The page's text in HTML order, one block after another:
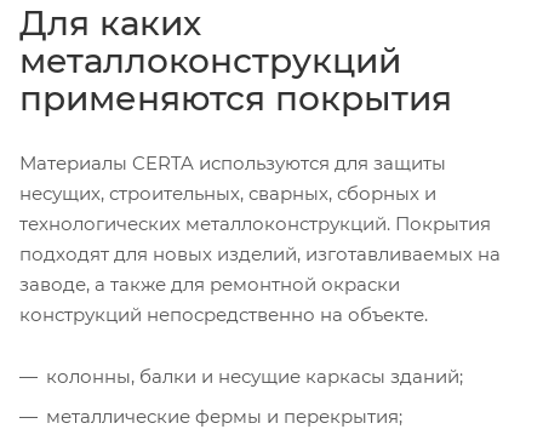
Для каких
металлоконструкций
применяются покрытия
Материалы CERTA используются для защиты
несущих, строительных, сварных, сборных и
технологических металлоконструкций. Покрытия
подходят для новых изделий, изготавливаемых на
заводе, а также для ремонтной окраски
конструкций непосредственно на объекте.
колонны, балки и несущие каркасы зданий;
металлические фермы и перекрытия;